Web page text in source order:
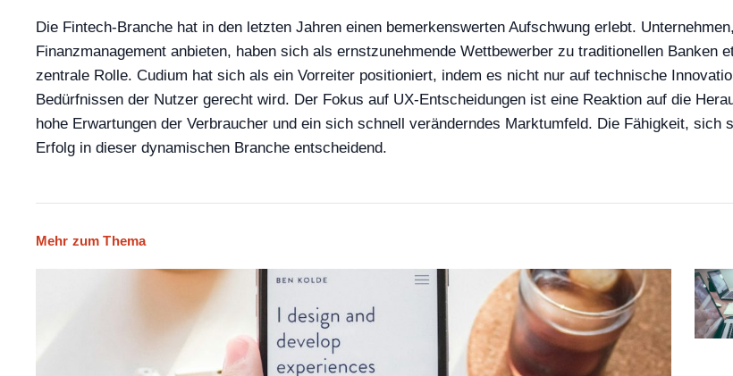
Die Fintech-Branche hat in den letzten Jahren einen bemerkenswerten Aufschwung erlebt.
Finanzmanagement anbieten, haben sich als ernstzunehmende Wettbewerber zu traditionellen
zentrale Rolle. Cudium hat sich als ein Vorreiter positioniert, indem es nicht nur auf technische
Bedürfnissen der Nutzer gerecht wird. Der Fokus auf UX-Entscheidungen ist eine Reaktion auf die
hohe Erwartungen der Verbraucher und ein sich schnell veränderndes Marktumfeld. Die Fähigkeit,
Erfolg in dieser dynamischen Branche entscheidend.
Mehr zum Thema